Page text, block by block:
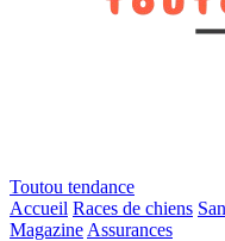
Toutou tendance
Accueil Races de chiens
Magazine Assurances